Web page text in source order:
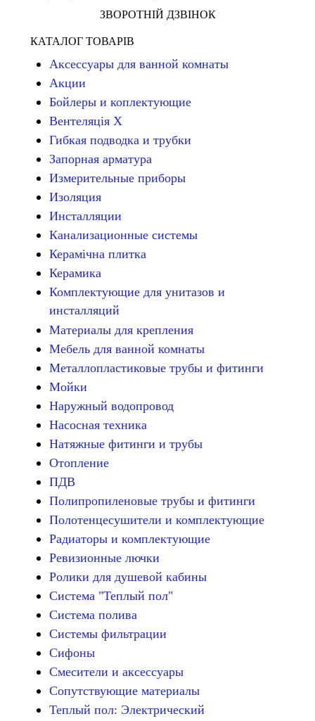
ЗВОРОТНІЙ ДЗВІНОК
КАТАЛОГ ТОВАРІВ
Аксессуары для ванной комнаты
Акции
Бойлеры и коплектующие
Вентеляція Х
Гибкая подводка и трубки
Запорная арматура
Измерительные приборы
Изоляция
Инсталляции
Канализационные системы
Керамічна плитка
Керамика
Комплектующие для унитазов и
инсталляций
Материалы для крепления
Мебель для ванной комнаты
Металлопластиковые трубы и фитинги
Мойки
Наружный водопровод
Насосная техника
Натяжные фитинги и трубы
Отопление
ПДВ
Полипропиленовые трубы и фитинги
Полотенцесушители и комплектующие
Радиаторы и комплектующие
Ревизионные лючки
Ролики для душевой кабины
Система "Теплый пол"
Система полива
Системы фильтрации
Сифоны
Смесители и аксессуары
Сопутствующие материалы
Теплый пол: Электрический